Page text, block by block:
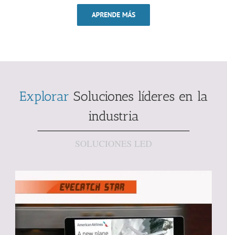
APRENDE MÁS
Explorar Soluciones líderes en la
industria
SOLUCIONES LED